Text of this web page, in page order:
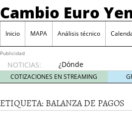
Cambio Euro
Inicio MAPA Análisis técnico
Publicidad
NOTICIAS:
¿Dónde
invertir
en
octubre
31, 2024
COTIZACIONES EN STREAMING
ETIQUETA: BALANZA DE PAGOS